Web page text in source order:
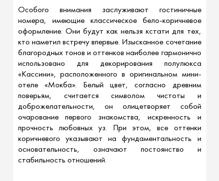
Особого внимания заслуживают гостиничные
номера, имеющие классическое бело-коричневое
оформление. Они будут как нельзя кстати для тех,
кто наметил встречу впервые. Изысканное сочетание
благородных тонов и оттенков наиболее гармонично
использовано для декорирования полулюкса
«Кассини», расположенного в оригинальном мини-
отеле «Мокба». Белый цвет, согласно древним
поверьям, считается символом чистоты и
доброжелательности, он олицетворяет собой
очарование первого знакомства, искренность и
прочность любовных уз. При этом, все оттенки
коричневого указывают на фундаментальность и
основательность, означают постоянство и
стабильность отношений.